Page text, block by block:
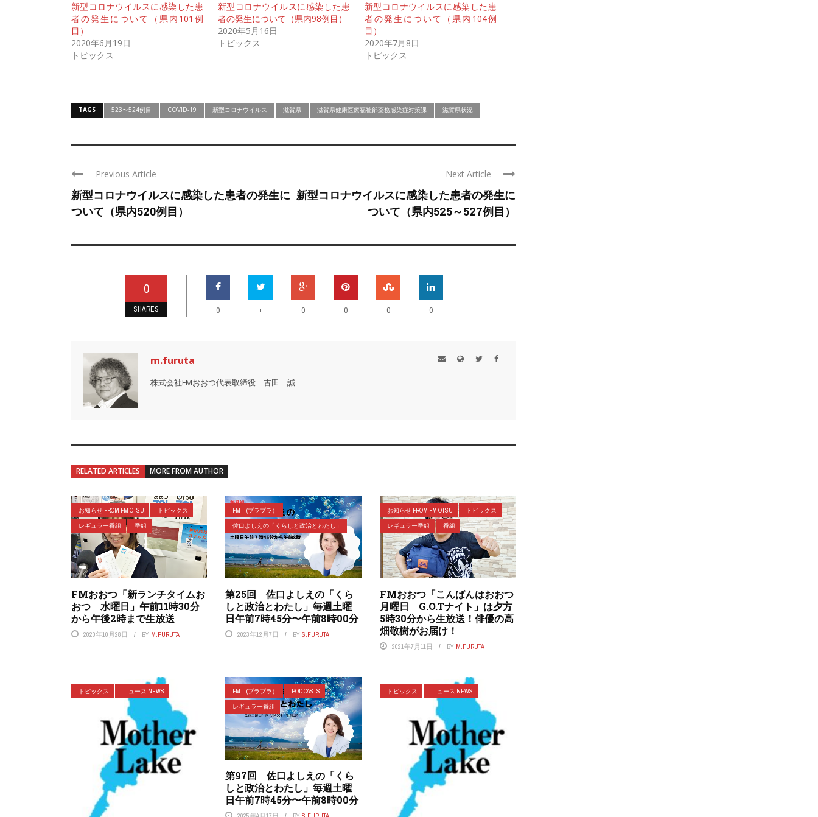
新型コロナウイルスに感染した患
者の発生について（県内101例
目）
2020年6月19日
トピックス
新型コロナウイルスに感染した患
者の発生について（県内98例目）
2020年5月16日
トピックス
新型コロナウイルスに感染した患
者の発生について（県内104例
目）
2020年7月8日
トピックス
TAGS 523〜524例目 COVID-19 新型コロナウイルス 滋賀県 滋賀県健康医療福祉部薬務感染症対策課 滋賀県状況
Previous Article
新型コロナウイルスに感染した患者の発生に
ついて（県内520例目）
Next Article
新型コロナウイルスに感染した患者の発生に
ついて（県内525～527例目）
0
SHARES 0 + 0 0 0 0
m.furuta
株式会社FMおおつ代表取締役 古田 誠
RELATED ARTICLES MORE FROM AUTHOR
お知らせ FROM FM OTSU
トピックス
レギュラー番組
番組
FMおおつ「新ランチタイムお
おつ 水曜日」午前11時30分
から午後2時まで生放送
2020年10月28日 BY M.FURUTA
FM++(プラプラ）
佐口よしえの「くらしと政治とわたし」
第25回 佐口よしえの「くら
しと政治とわたし」毎週土曜
日午前7時45分〜午前8時00分
2023年12月7日 BYS.FURUTA
お知らせ FROM FM OTSU
トピックス
レギュラー番組
番組
FMおおつ「こんばんはおおつ
月曜日 G.O.Tナイト」は夕方
5時30分から生放送！俳優の高
畑敬樹がお届け！
2021年7月11日 BY M.FURUTA
トピックス ニュース NEWS FM++(プラプラ）
POD CASTS
レギュラー番組
第97回 佐口よしえの「くら
しと政治とわたし」毎週土曜
日午前7時45分〜午前8時00分
トピックス ニュース NEWS